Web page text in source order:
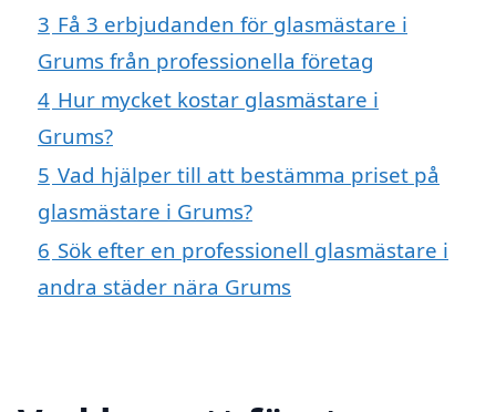
3 Få 3 erbjudanden för glasmästare i
Grums från professionella företag
4 Hur mycket kostar glasmästare i
Grums?
5 Vad hjälper till att bestämma priset på
glasmästare i Grums?
6 Sök efter en professionell glasmästare i
andra städer nära Grums